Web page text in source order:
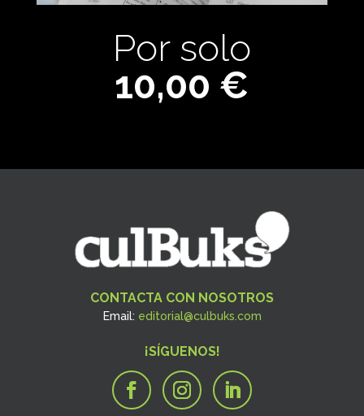
Por solo
10,00 €
CONTACTA CON NOSOTROS
Email: editorial@culbuks.com
¡SÍGUENOS!